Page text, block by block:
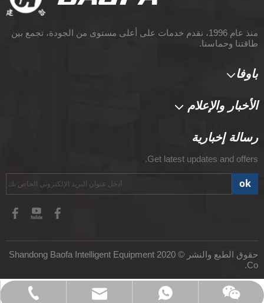
منذ عام 1996، نقدم خدمات على أعلى مستوى من الجودة، تجمع بين
طاقتنا وحماسنا.
باوفا
الأخبار والإعلام
رسالة إخبارية
Get latest updates and offers.
ok
حقوق الطبع والنشر © 2020 Shandong Baofa Intelligent Equipment
Co.
Email:sales01@chinahydraulicpress.com
Tel: +86 18863259220